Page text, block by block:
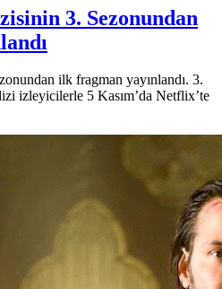
3. Sezonundan
ilk fragman yayınlandı. 3.
izleyicilerle 5 Kasım’da Netflix’te